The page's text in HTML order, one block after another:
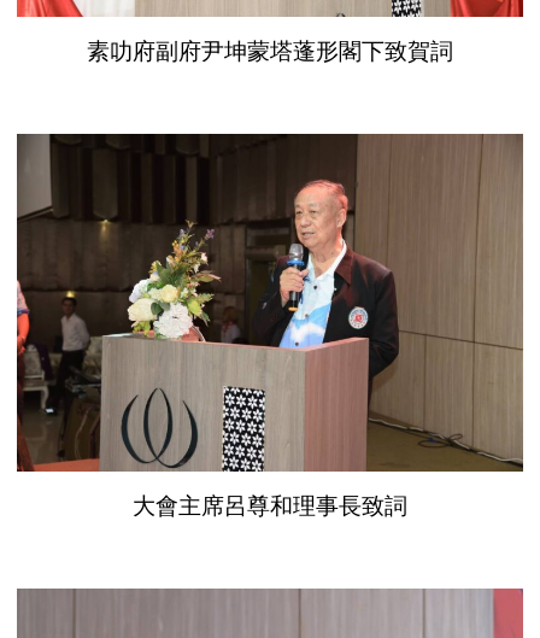
素叻府副府尹坤蒙塔蓬形閣下致賀詞
大會主席呂尊和理事長致詞